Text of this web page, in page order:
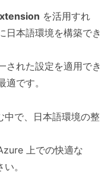
を活用すれ
日本語環境を構築でき
された設定を適用でき
です。
中で、日本語環境の整
上での快適な
。